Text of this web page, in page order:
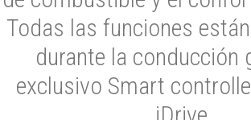
Todas las funciones
durante la conducción
exclusivo Smart